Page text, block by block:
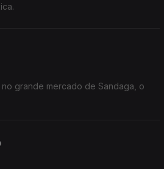
grande mercado de Sandaga, o